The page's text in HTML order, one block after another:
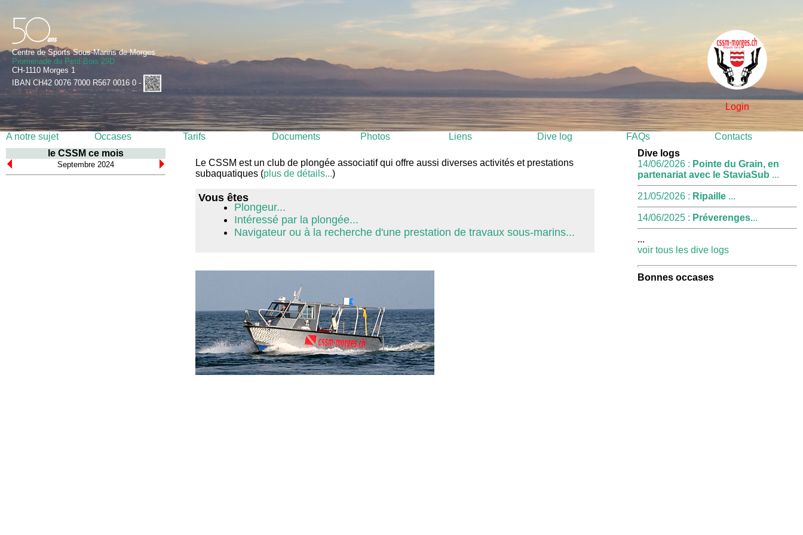
Centre de Sports Sous-Marins de Morges
Promenade du Petit-Bois 29D
CH-1110 Morges 1
IBAN CH42 0076 7000 R567 0016 0 -
Login
A notre sujet Occases Tarifs Documents Photos Liens Dive log FAQs
Contacts
le CSSM ce mois
Septembre 2024
Le CSSM est un club de plongée associatif qui offre aussi diverses activités et prestations
subaquatiques (plus de détails...)
Vous êtes
Plongeur...
Intéressé par la plongée...
Navigateur ou à la recherche d'une prestation de travaux sous-marins...
Dive logs
14/06/2026 : Pointe du Grain, en
partenariat avec le StaviaSub ...
21/05/2026 : Ripaille ...
14/06/2025 : Préverenges...
...
voir tous les dive logs
Bonnes occases